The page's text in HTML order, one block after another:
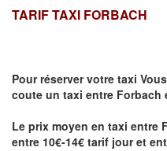
TARIF TAXI FORBACH
Pour réserver votre taxi
coute un taxi entre Forbach
Le prix moyen en taxi entre
entre 10€-14€ tarif jour et